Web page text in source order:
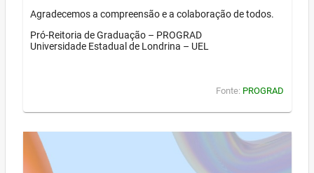
Agradecemos a compreensão e a colaboração de todos.
Pró-Reitoria de Graduação – PROGRAD
Universidade Estadual de Londrina – UEL
Fonte: PROGRAD